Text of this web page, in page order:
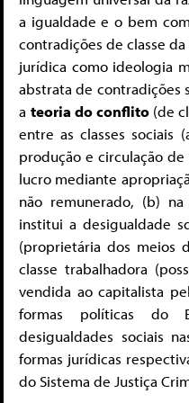
a igualdade e o bem
contradições de classe
jurídica como ideologia
abstrata de contradições
a teoria do conflito (de
entre as classes sociais
produção e circulação
lucro mediante
não remunerado, (b)
institui a desigualdade
(proprietária dos meios
classe trabalhadora
vendida ao capitalista
formas políticas do
desigualdades sociais
formas jurídicas
do Sistema de Justiça